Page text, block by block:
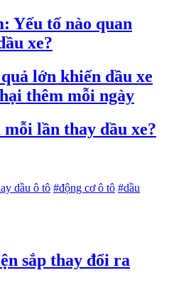
Yếu tố nào quan
xe?
lớn khiến dầu xe
thêm mỗi ngày
lần thay dầu xe?
dầu ô tô #động cơ ô tô #dầu
sắp thay đổi ra